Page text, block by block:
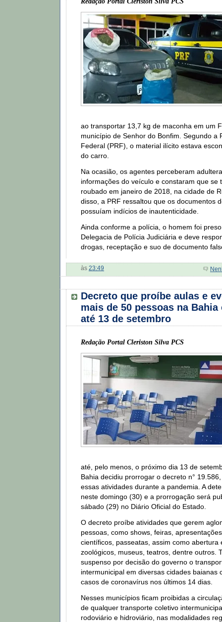
ao transportar 13,7 kg de maconha em um
município de Senhor do Bonfim. Segundo a
Federal (PRF), o material ilícito estava
do carro.
Na ocasião, os agentes perceberam
informações do veículo e constaram que se
roubado em janeiro de 2018, na cidade de
disso, a PRF ressaltou que os documentos
possuíam indícios de inautenticidade.
Ainda conforme a polícia, o homem foi
Delegacia de Polícia Judiciária e deve
drogas, receptação e suo de documento
às 23:49
Decreto que proíbe aulas e
mais de 50 pessoas na
até 13 de setembro
Redação Portal Cleriston Silva PCS
até, pelo menos, o próximo dia 13 de
Bahia decidiu prorrogar o decreto n°
essas atividades durante a pandemia. A
neste domingo (30) e a prorrogação será
sábado (29) no Diário Oficial do Estado.
O decreto proíbe atividades que gerem
pessoas, como shows, feiras,
científicos, passeatas, assim como abertura
zoológicos, museus, teatros, dentre outros.
suspenso por decisão do governo o
intermunicipal em diversas cidades baianas
casos de coronavírus nos últimos 14 dias.
Nesses municípios ficam proibidas a
de qualquer transporte coletivo
rodoviário e hidroviário, nas modalidades